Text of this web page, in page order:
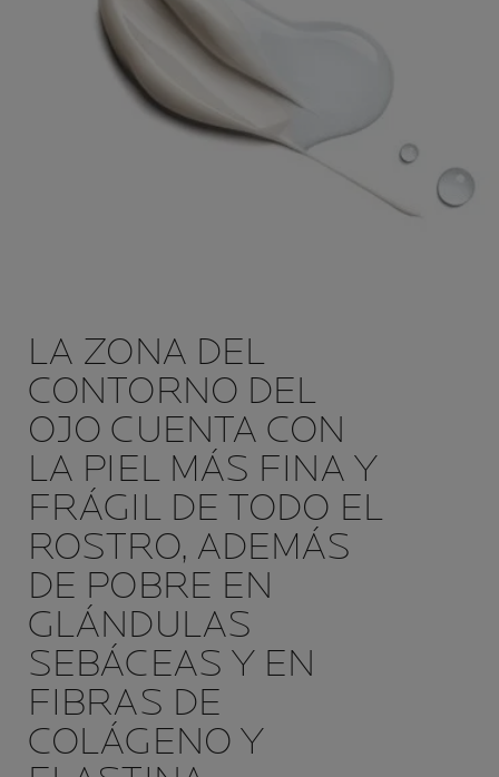
LA ZONA DEL
CONTORNO DEL
OJO CUENTA CON
LA PIEL MÁS FINA Y
FRÁGIL DE TODO EL
ROSTRO, ADEMÁS
DE POBRE EN
GLÁNDULAS
SEBÁCEAS Y EN
FIBRAS DE
COLÁGENO Y